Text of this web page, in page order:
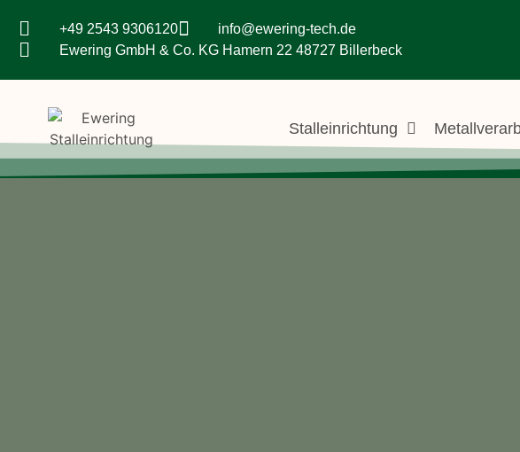
+49 2543 9306120
info@ewering-tech.de
Ewering GmbH & Co. KG Hamern 22 48727 Billerbeck
Stalleinrichtung